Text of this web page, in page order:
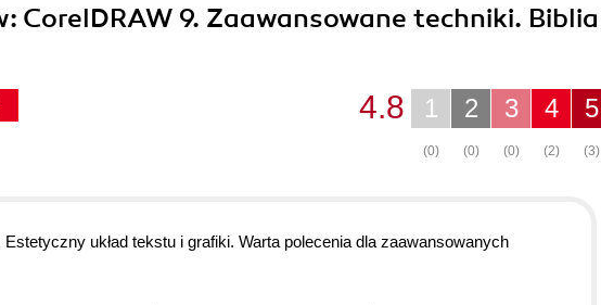
CorelDRAW 9. Zaawansowane techniki. Biblia
5
(3)
4
(2)
3
(0)
2
(0)
1
(0)
4.8
układ tekstu i grafiki. Warta polecenia dla zaawansowanych